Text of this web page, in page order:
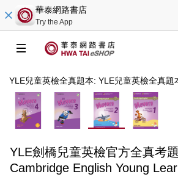
華泰網路書店
Try the App
YLE兒童英檢全真題本: YLE兒童英檢全真題
YLE劍橋兒童英檢官方全真考
Cambridge English Young